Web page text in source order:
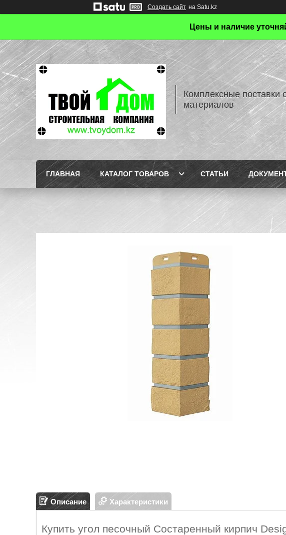
Создать сайт на Satu.kz
Цены и наличие
Комплексные поставки
материалов
ГЛАВНАЯ КАТАЛОГ ТОВАРОВ СТАТЬИ
Описание Характеристики
Купить угол песочный Состаренный кирпич